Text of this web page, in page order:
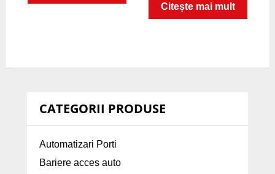
Citește mai mult
CATEGORII PRODUSE
Automatizari Porti
Bariere acces auto